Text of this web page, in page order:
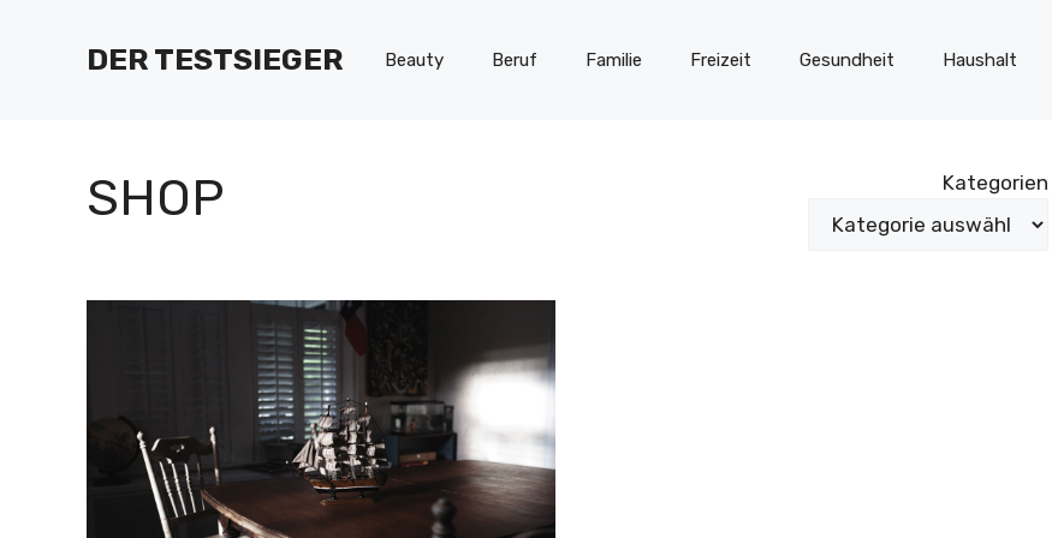
DER TESTSIEGER Beauty Beruf Familie Freizeit Gesundheit Haushalt
SHOP Kategorien